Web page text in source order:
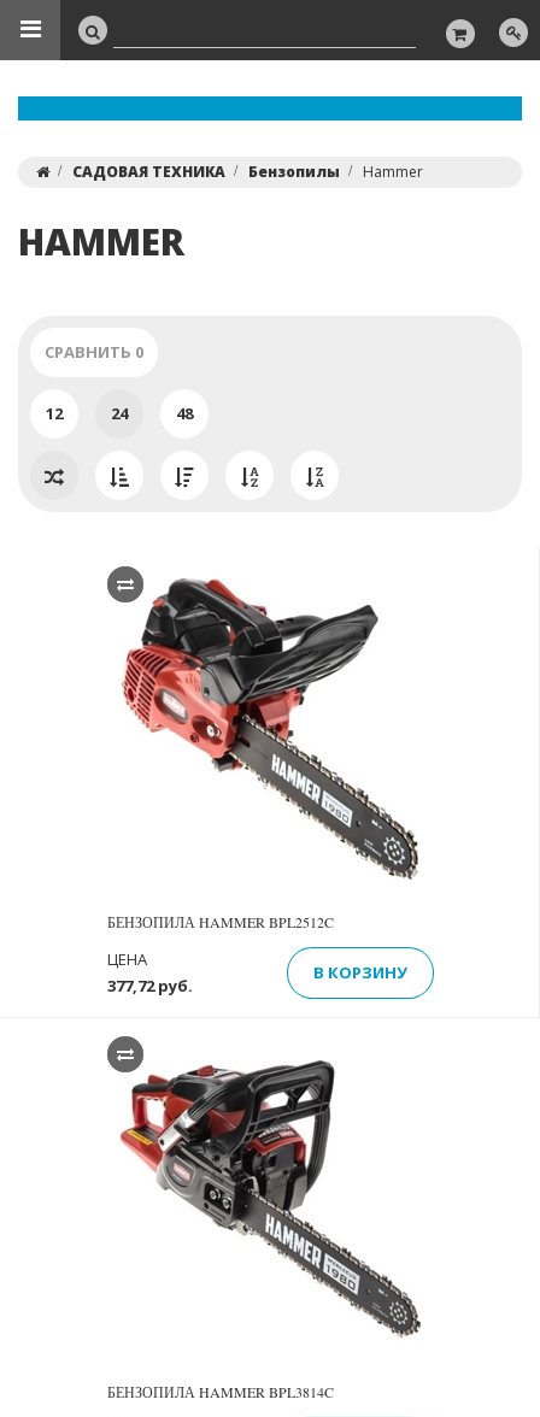
САДОВАЯ ТЕХНИКА Бензопилы Hammer
HAMMER
СРАВНИТЬ 0
12 24 48
БЕНЗОПИЛА HAMMER BPL2512C
377,72 руб.
ЦЕНА
В КОРЗИНУ
БЕНЗОПИЛА HAMMER BPL3814C